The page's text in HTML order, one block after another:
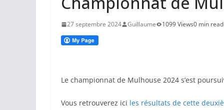
27 septembre 2024 Guillaume 1099 Views0 min read
Le championnat de Mulhouse 2024 s’est
Vous retrouverez ici les résultats de cette